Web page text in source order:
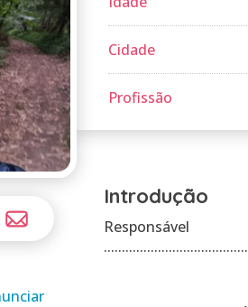
Cidade
Profissão
Introdução
Responsável